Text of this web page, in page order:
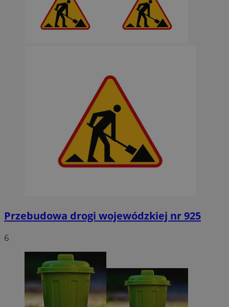
Przebudowa drogi wojewódzkiej nr 925
6